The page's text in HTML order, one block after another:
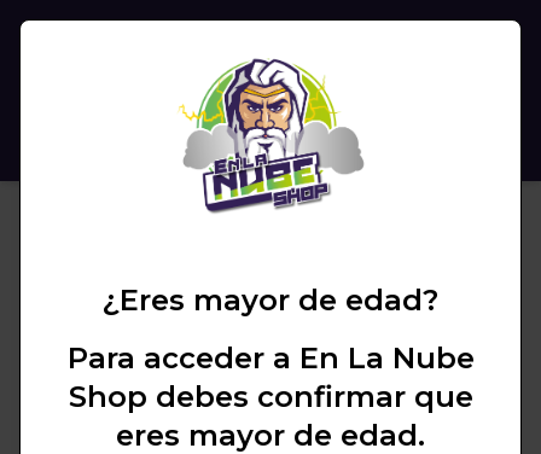
¿Eres mayor de edad?
Para acceder a En La Nube
Shop debes confirmar que
eres mayor de edad.